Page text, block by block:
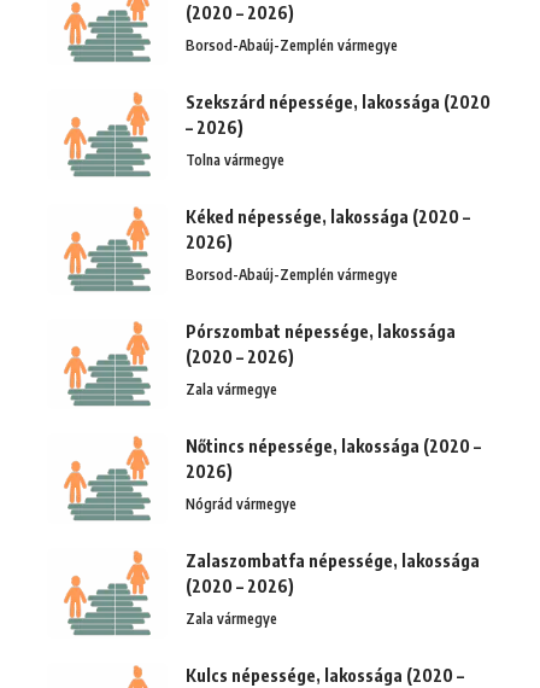
(2020 – 2026)
Borsod-Abaúj-Zemplén vármegye
Szekszárd népessége, lakossága (2020
– 2026)
Tolna vármegye
Kéked népessége, lakossága (2020 –
2026)
Borsod-Abaúj-Zemplén vármegye
Pórszombat népessége, lakossága
(2020 – 2026)
Zala vármegye
Nőtincs népessége, lakossága (2020 –
2026)
Nógrád vármegye
Zalaszombatfa népessége, lakossága
(2020 – 2026)
Zala vármegye
Kulcs népessége, lakossága (2020 –